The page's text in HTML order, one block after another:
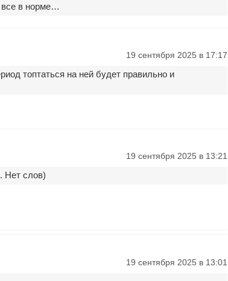
в норме…
19 сентября 2025 в 17:17
топтаться на ней будет правильно и
19 сентября 2025 в 13:21
Нет слов)
19 сентября 2025 в 13:01